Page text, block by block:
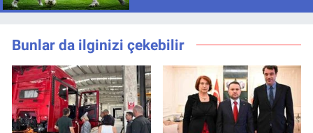
Bunlar da ilginizi çekebilir